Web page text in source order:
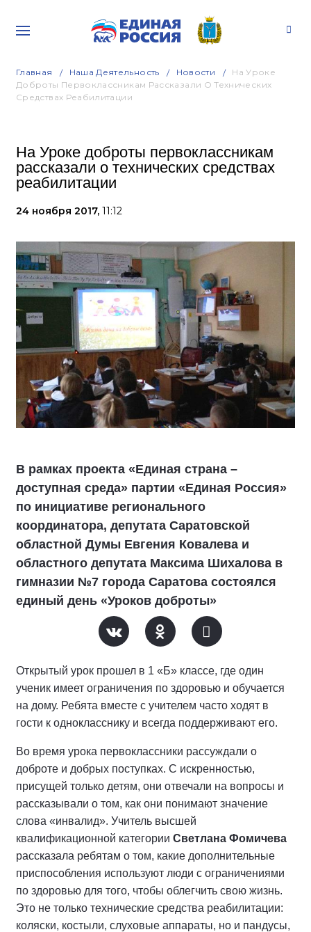
Главная Наша Деятельность Новости
На Уроке
Доброты Первоклассникам Рассказали О Технических
Средствах Реабилитации
На Уроке доброты первоклассникам
рассказали о технических средствах
реабилитации
24 ноября 2017, 11:12
В рамках проекта «Единая страна –
доступная среда» партии «Единая Россия»
по инициативе регионального
координатора, депутата Саратовской
областной Думы Евгения Ковалева и
областного депутата Максима Шихалова в
гимназии №7 города Саратова состоялся
единый день «Уроков доброты»
Открытый урок прошел в 1 «Б» классе, где один
ученик имеет ограничения по здоровью и обучается
на дому. Ребята вместе с учителем часто ходят в
гости к однокласснику и всегда поддерживают его.
Во время урока первоклассники рассуждали о
доброте и добрых поступках. С искренностью,
присущей только детям, они отвечали на вопросы и
рассказывали о том, как они понимают значение
слова «инвалид». Учитель высшей
квалификационной категории Светлана Фомичева
рассказала ребятам о том, какие дополнительные
приспособления используют люди с ограничениями
по здоровью для того, чтобы облегчить свою жизнь.
Это не только технические средства реабилитации:
коляски, костыли, слуховые аппараты, но и пандусы,